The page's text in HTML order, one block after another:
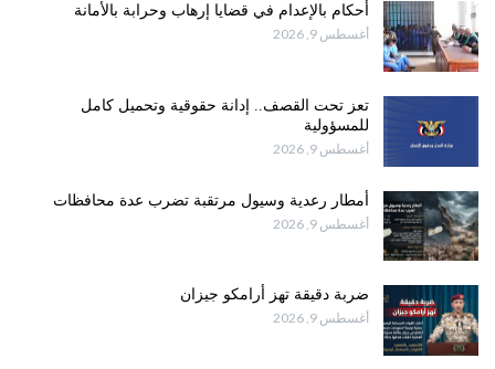
أحكام بالإعدام في قضايا إرهاب وحرابة بالأمانة
أغسطس 9, 2026
تعز تحت القصف.. إدانة حقوقية وتحميل كامل
للمسؤولية
أغسطس 9, 2026
أمطار رعدية وسيول مرتقبة تضرب عدة محافظات
أغسطس 9, 2026
ضربة دقيقة تهز أرامكو جيزان
أغسطس 9, 2026